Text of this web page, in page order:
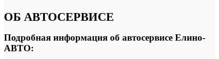
ОБ АВТОСЕРВИСЕ
Подробная информация об автосервисе Елино-
АВТО: